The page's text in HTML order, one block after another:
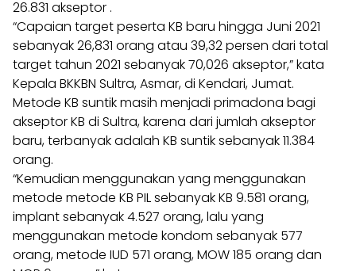
26.831 akseptor .
“Capaian target peserta KB baru hingga Juni 2021
sebanyak 26,831 orang atau 39,32 persen dari total
target tahun 2021 sebanyak 70,026 akseptor,” kata
Kepala BKKBN Sultra, Asmar, di Kendari, Jumat.
Metode KB suntik masih menjadi primadona bagi
akseptor KB di Sultra, karena dari jumlah akseptor
baru, terbanyak adalah KB suntik sebanyak 11.384
orang.
“Kemudian menggunakan yang menggunakan
metode metode KB PIL sebanyak KB 9.581 orang,
implant sebanyak 4.527 orang, lalu yang
menggunakan metode kondom sebanyak 577
orang, metode IUD 571 orang, MOW 185 orang dan